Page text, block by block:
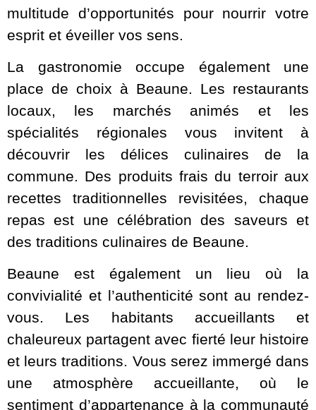
multitude d’opportunités pour nourrir votre
esprit et éveiller vos sens.
La gastronomie occupe également une
place de choix à Beaune. Les restaurants
locaux, les marchés animés et les
spécialités régionales vous invitent à
découvrir les délices culinaires de la
commune. Des produits frais du terroir aux
recettes traditionnelles revisitées, chaque
repas est une célébration des saveurs et
des traditions culinaires de Beaune.
Beaune est également un lieu où la
convivialité et l’authenticité sont au rendez-
vous. Les habitants accueillants et
chaleureux partagent avec fierté leur histoire
et leurs traditions. Vous serez immergé dans
une atmosphère accueillante, où le
sentiment d’appartenance à la communauté